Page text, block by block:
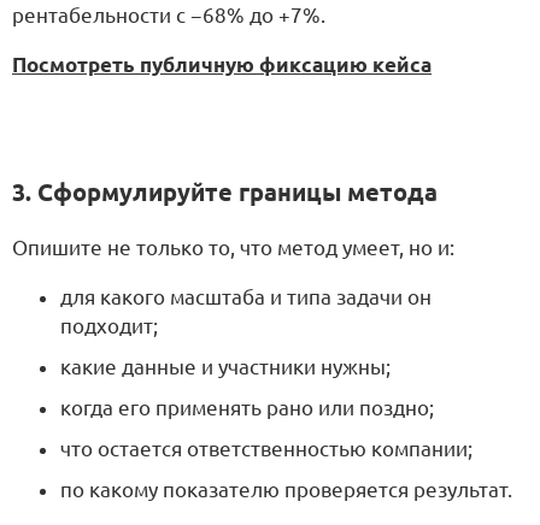
рентабельности с −68% до +7%.
Посмотреть публичную фиксацию кейса
3. Сформулируйте границы метода
Опишите не только то, что метод умеет, но и:
для какого масштаба и типа задачи он
подходит;
какие данные и участники нужны;
когда его применять рано или поздно;
что остается ответственностью компании;
по какому показателю проверяется результат.